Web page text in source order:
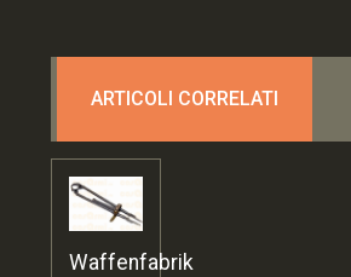
ARTICOLI CORRELATI
Waffenfabrik